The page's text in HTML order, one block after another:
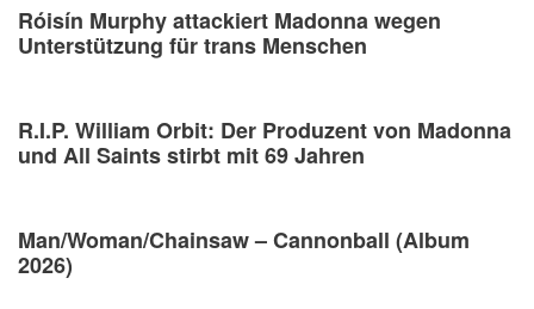
Róisín Murphy attackiert Madonna wegen
Unterstützung für trans Menschen
R.I.P. William Orbit: Der Produzent von Madonna
und All Saints stirbt mit 69 Jahren
Man/Woman/Chainsaw – Cannonball (Album
2026)